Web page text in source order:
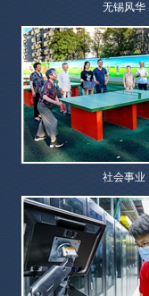
无锡风华
社会事业